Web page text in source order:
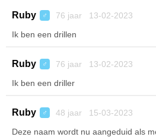
Ruby ♂ 76 jaar 13-02-2023
Ik ben een drillen
Ruby ♂ 76 jaar 13-02-2023
Ik ben een driller
Ruby ♂ 48 jaar 15-03-2023
Deze naam wordt nu aangeduid als